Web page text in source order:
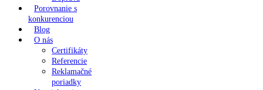
Porovnanie s
konkurenciou
Blog
O nás
Certifikáty
Referencie
Reklamačné
poriadky